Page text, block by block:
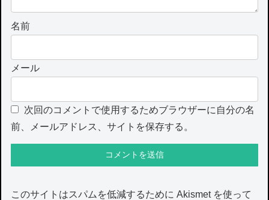
名前
メール
次回のコメントで使用するためブラウザーに自分の名
前、メールアドレス、サイトを保存する。
このサイトはスパムを低減するために Akismet を使って